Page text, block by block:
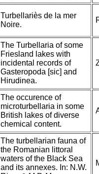
Turbellariès de la mer
Noire.
The Turbellaria of some
Friesland lakes with
incidental records of
Gasteropoda [sic] and
Hirudinea.
The occurence of
microturbellaria in some
British lakes of diverse
chemical content.
The turbellarian fauna of
the Romanian littoral
waters of the Black Sea
and its annexes. In: N.W.